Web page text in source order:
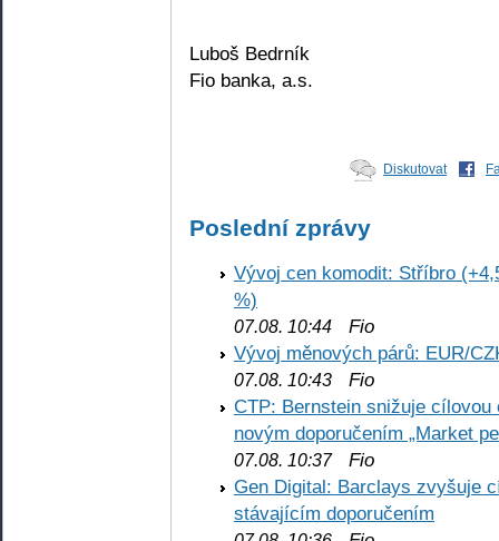
Luboš Bedrník
Fio banka, a.s.
Diskutovat
Poslední zprávy
Vývoj cen komodit: Stříbro
%)
07.08. 10:44 Fio
Vývoj měnových párů: EUR/
07.08. 10:43 Fio
CTP: Bernstein snižuje
novým doporučením „Market
07.08. 10:37Fio
Gen Digital: Barclays zvyšuje
stávajícím doporučením